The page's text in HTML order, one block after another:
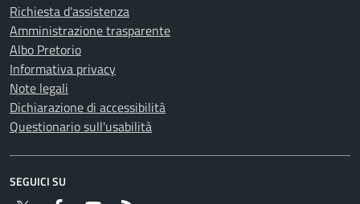
Richiesta d'assistenza
Amministrazione trasparente
Albo Pretorio
Informativa privacy
Note legali
Dichiarazione di accessibilità
Questionario sull'usabilità
SEGUICI SU